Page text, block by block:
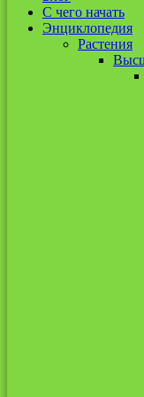
С чего начать
Энциклопедия
Растения